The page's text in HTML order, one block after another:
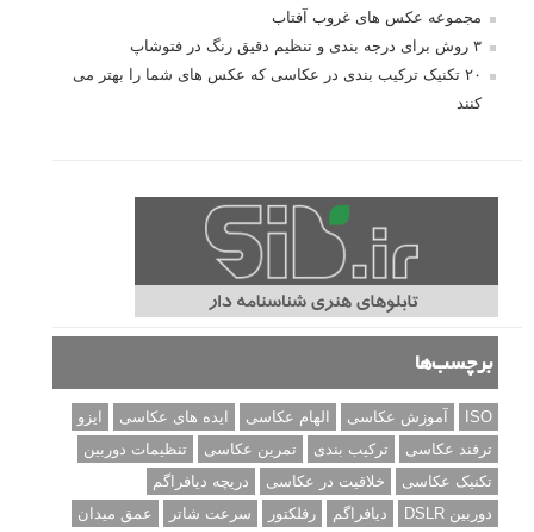
مجموعه عکس های غروب آفتاب
۳ روش برای درجه بندی و تنظیم دقیق رنگ در فتوشاپ
۲۰ تکنیک ترکیب بندی در عکاسی که عکس های شما را بهتر می
کنند
برچسب‌ها
ISO آموزش عکاسی الهام عکاسی ایده های عکاسی
ایزو
ترفند عکاسی
ترکیب بندی تمرین عکاسی
تنظیمات دوربین
تکنیک عکاسی
خلاقیت در عکاسی
دریچه دیافراگم
دوربین DSLR
دیافراگم رفلکتور سرعت شاتر
عمق میدان